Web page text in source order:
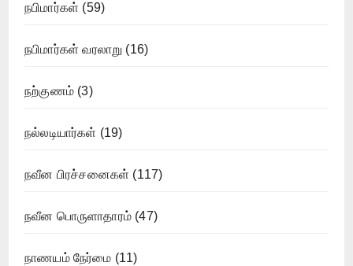
நபிமார்கள் (59)
நபிமார்கள் வரலாறு (16)
நற்குணம் (3)
நல்லடியார்கள் (19)
நவீன பிரச்சனைகள் (117)
நவீன பொருளாதாரம் (47)
நாணயம் நேர்மை (11)